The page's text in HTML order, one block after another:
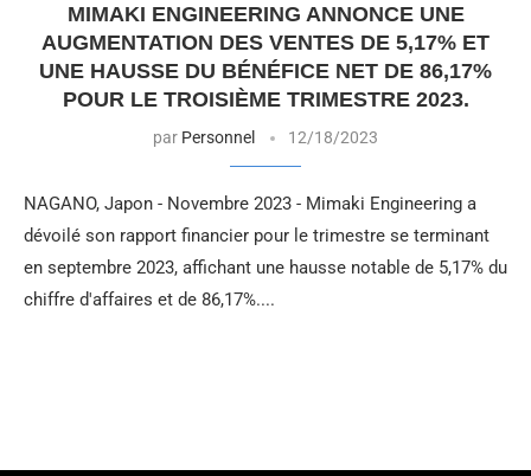
MIMAKI ENGINEERING ANNONCE UNE
AUGMENTATION DES VENTES DE 5,17% ET
UNE HAUSSE DU BÉNÉFICE NET DE 86,17%
POUR LE TROISIÈME TRIMESTRE 2023.
par Personnel 12/18/2023
NAGANO, Japon - Novembre 2023 - Mimaki Engineering a
dévoilé son rapport financier pour le trimestre se terminant
en septembre 2023, affichant une hausse notable de 5,17% du
chiffre d'affaires et de 86,17%....